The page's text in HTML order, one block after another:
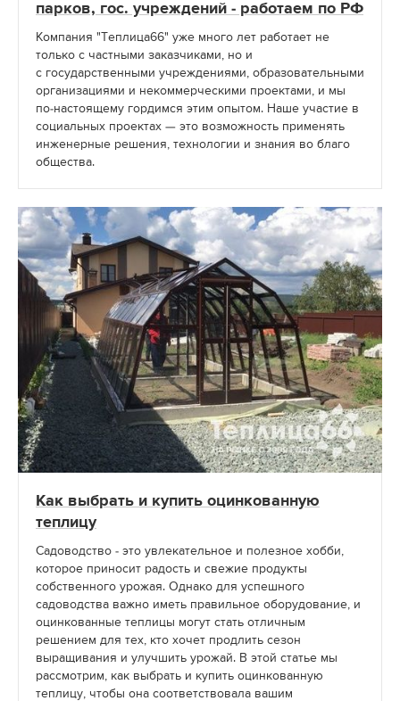
парков, гос. учреждений - работаем по РФ
Компания "Теплица66" уже много лет работает не
только с частными заказчиками, но и
с государственными учреждениями, образовательными
организациями и некоммерческими проектами, и мы
по-настоящему гордимся этим опытом. Наше участие в
социальных проектах — это возможность применять
инженерные решения, технологии и знания во благо
общества.
Как выбрать и купить оцинкованную
теплицу
Садоводство - это увлекательное и полезное хобби,
которое приносит радость и свежие продукты
собственного урожая. Однако для успешного
садоводства важно иметь правильное оборудование, и
оцинкованные теплицы могут стать отличным
решением для тех, кто хочет продлить сезон
выращивания и улучшить урожай. В этой статье мы
рассмотрим, как выбрать и купить оцинкованную
теплицу, чтобы она соответствовала вашим